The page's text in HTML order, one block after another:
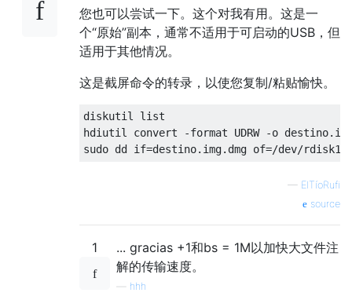
您也可以尝试一下。这个对我有用。这是一
个“原始”副本，通常不适用于可启动的USB，但
适用于其他情况。
这是截屏命令的转录，以使您复制/粘贴愉快。
diskutil list
hdiutil convert -format UDRW -o
— ElTíoRufi
source
1
... gracias +1和bs = 1M以加快大文件注
解的传输速度。
hhh